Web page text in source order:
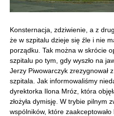
Konsternacja, zdziwienie, a z
że w szpitalu dzieje się źle i nie
porządku. Tak można w skrócie
szpitalu po tym, gdy wyszło na
Jerzy Piwowarczyk zrezygnował
szpitala. Jak informowaliśmy
dyrektorka Ilona Mróz, która
złożyła dymisję. W trybie pilnym
wspólników, które